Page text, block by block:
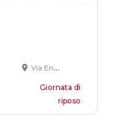
Via Enzo Ferrari, 95, Pescara, PE, Italia
Giornata di
riposo